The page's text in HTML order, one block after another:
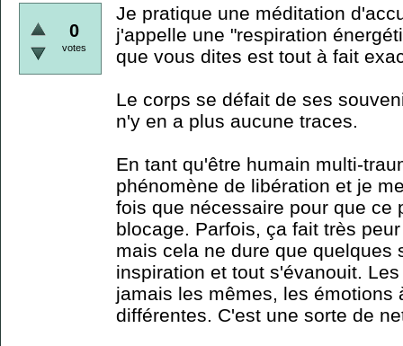
0
votes
Je pratique une méditation
j'appelle une "respiration
que vous dites est tout à fait
Le corps se défait de ses
n'y en a plus aucune traces.
En tant qu'être humain multi-
phénomène de libération et je
fois que nécessaire pour que ce
blocage. Parfois, ça fait très
mais cela ne dure que quelques
inspiration et tout s'évanouit.
jamais les mêmes, les émotions
différentes. C'est une sorte de